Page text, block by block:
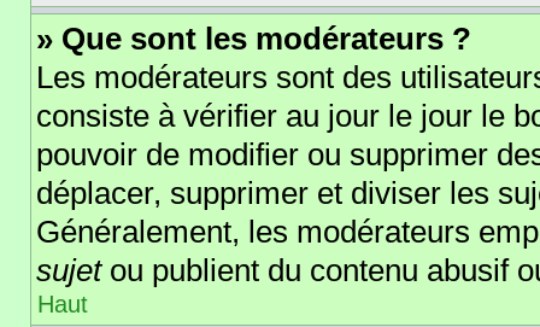
» Que sont les modérateurs ?
Les modérateurs sont des
consiste à vérifier au jour le jour le
pouvoir de modifier ou supprimer
déplacer, supprimer et diviser les
Généralement, les modérateurs
sujetou publient du contenu abusif
Haut